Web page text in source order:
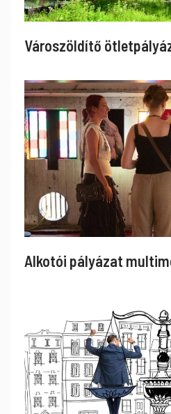
Városzöldítő
Alkotói pályázat